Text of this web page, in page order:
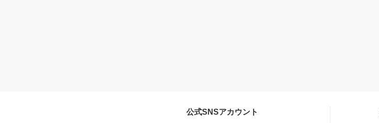
公式SNSアカウント